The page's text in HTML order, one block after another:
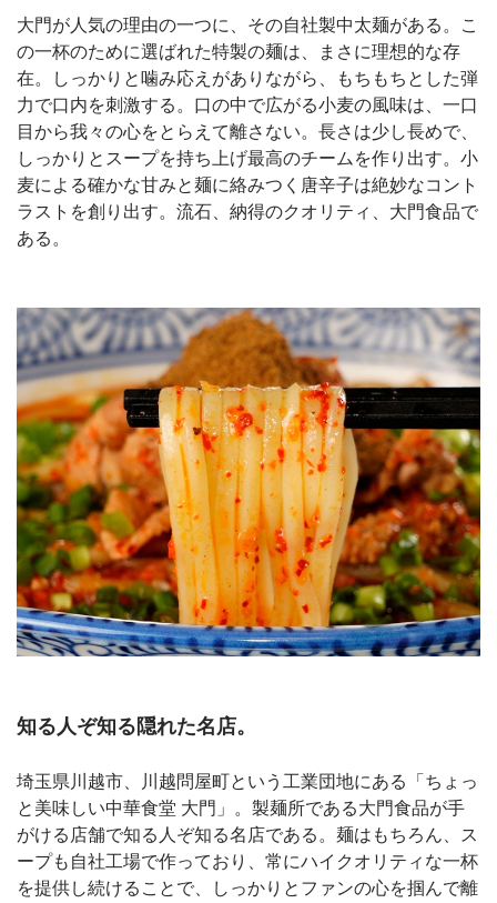
大門が人気の理由の一つに、その自社製中太麺がある。こ
の一杯のために選ばれた特製の麺は、まさに理想的な存
在。しっかりと噛み応えがありながら、もちもちとした弾
力で口内を刺激する。口の中で広がる小麦の風味は、一口
目から我々の心をとらえて離さない。長さは少し長めで、
しっかりとスープを持ち上げ最高のチームを作り出す。小
麦による確かな甘みと麺に絡みつく唐辛子は絶妙なコント
ラストを創り出す。流石、納得のクオリティ、大門食品で
ある。
知る人ぞ知る隠れた名店。
埼玉県川越市、川越問屋町という工業団地にある「ちょっ
と美味しい中華食堂 大門」。製麺所である大門食品が手
がける店舗で知る人ぞ知る名店である。麺はもちろん、ス
ープも自社工場で作っており、常にハイクオリティな一杯
を提供し続けることで、しっかりとファンの心を掴んで離